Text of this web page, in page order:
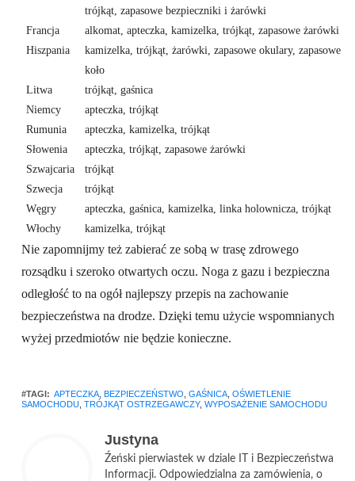
trójkąt, zapasowe bezpieczniki i żarówki
Francja
alkomat, apteczka, kamizelka, trójkąt, zapasowe żarówki
Hiszpania
kamizelka, trójkąt, żarówki, zapasowe okulary, zapasowe
koło
Litwa
trójkąt, gaśnica
Niemcy
apteczka, trójkąt
Rumunia
apteczka, kamizelka, trójkąt
Słowenia
apteczka, trójkąt, zapasowe żarówki
Szwajcaria
trójkąt
Szwecja
trójkąt
Węgry
apteczka, gaśnica, kamizelka, linka holownicza, trójkąt
Włochy
kamizelka, trójkąt
Nie zapomnijmy też zabierać ze sobą w trasę zdrowego
rozsądku i szeroko otwartych oczu. Noga z gazu i bezpieczna
odległość to na ogół najlepszy przepis na zachowanie
bezpieczeństwa na drodze. Dzięki temu użycie wspomnianych
wyżej przedmiotów nie będzie konieczne.
#TAGI: APTECZKA, BEZPIECZEŃSTWO GAŚNICA, OŚWIETLENIE
SAMOCHODU, TRÓJKĄT OSTRZEGAWCZY, WYPOSAŻENIE SAMOCHODU
Justyna
Źeński pierwiastek w dziale IT i Bezpieczeństwa
Informacji. Odpowiedzialna za zamówienia, o